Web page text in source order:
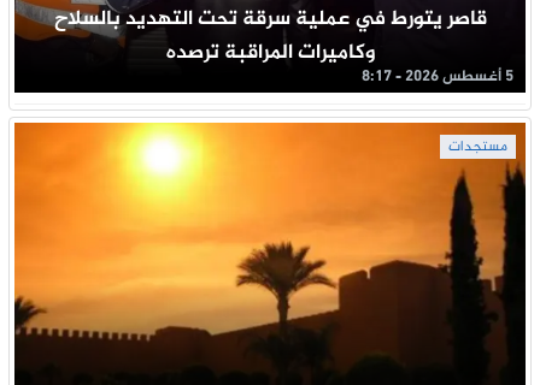
قاصر يتورط في عملية سرقة تحت التهديد بالسلاح
وكاميرات المراقبة ترصده
5 أغسطس 2026 - 8:17
مستجدات